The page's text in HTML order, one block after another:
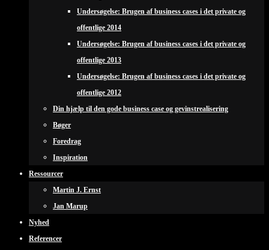
Undersøgelse: Brugen af business cases i det private og
offentlige 2014
Undersøgelse: Brugen af business cases i det private og
offentlige 2013
Undersøgelse: Brugen af business cases i det private og
offentlige 2012
Din hjælp til den gode business case og gevinstrealisering
Bøger
Foredrag
Inspiration
Ressourcer
Martin J. Ernst
Jan Marup
Nyhed
Referencer